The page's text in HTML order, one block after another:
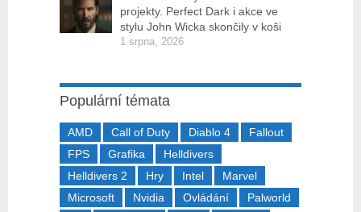
projekty. Perfect Dark i akce ve
stylu John Wicka skončily v koši
1 srpna, 2026
Populární témata
AMD Call of Duty Diablo 4
Fallout
FPS
Grafika
Helldivers
Helldivers 2
Hry Intel
Marvel
Microsoft
Nvidia Ovládání
Palworld